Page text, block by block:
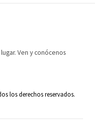
Ven y conócenos
los derechos reservados.